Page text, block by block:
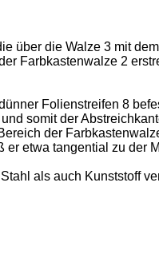
über die Walze 3 mit
Farbkastenwalze 2
Folienstreifen 8
somit der
der
etwa tangential zu der
als auch Kunststoff